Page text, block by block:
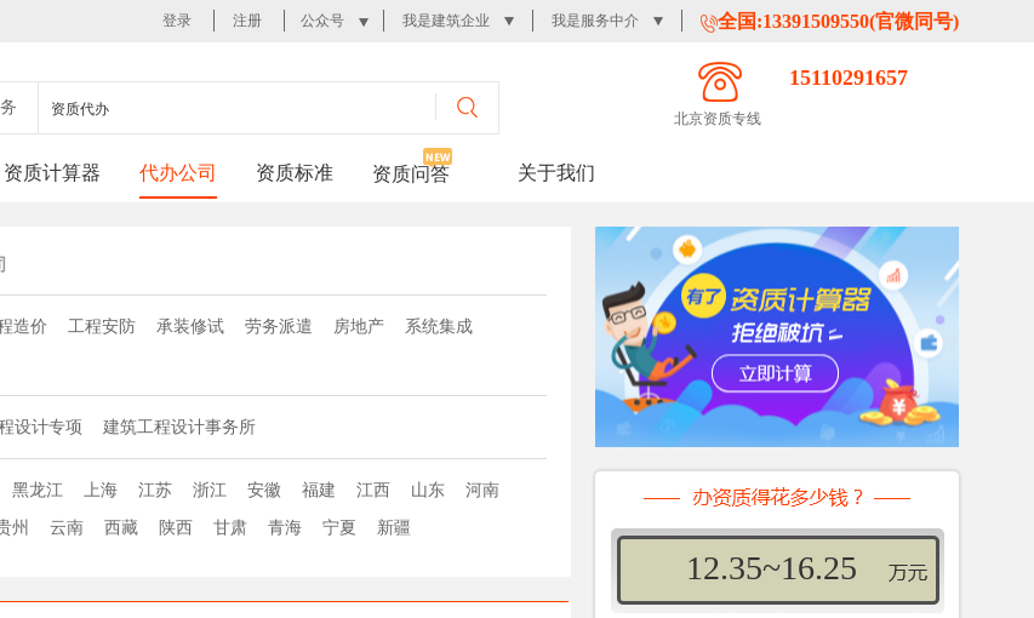
登录 注册 公众号 我是建筑企业 我是服务中介 全国:13391509550(官微同号)
资质代办
北京资质专线
15110291657
资质计算器 代办公司 资质标准 资质问答 关于我们
造价 工程安防 承装修试 劳务派遣 房地产 系统集成
设计专项 建筑工程设计事务所
黑龙江 上海 江苏 浙江 安徽 福建 江西 山东 河南
州 云南 西藏 陕西 甘肃 青海 宁夏 新疆
10.70~14.20
12.35~16.25
22.45~26.95
19.70~24.40
18.45~22.75
12.35~16.25
10.70~14.20